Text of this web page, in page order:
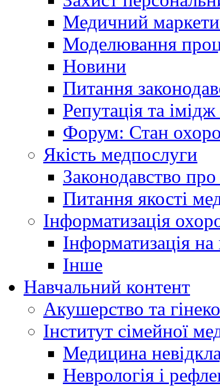
Медичний
Моделювання
Новини
Питання
Репутація та
Форум: Стан
Якість медпослуги
Законодавство
Питання якості
Інформатизація
Інформатизація
Інше
Навчальний контент
Акушерство та
Інститут сімейної
Медицина
Неврологія і